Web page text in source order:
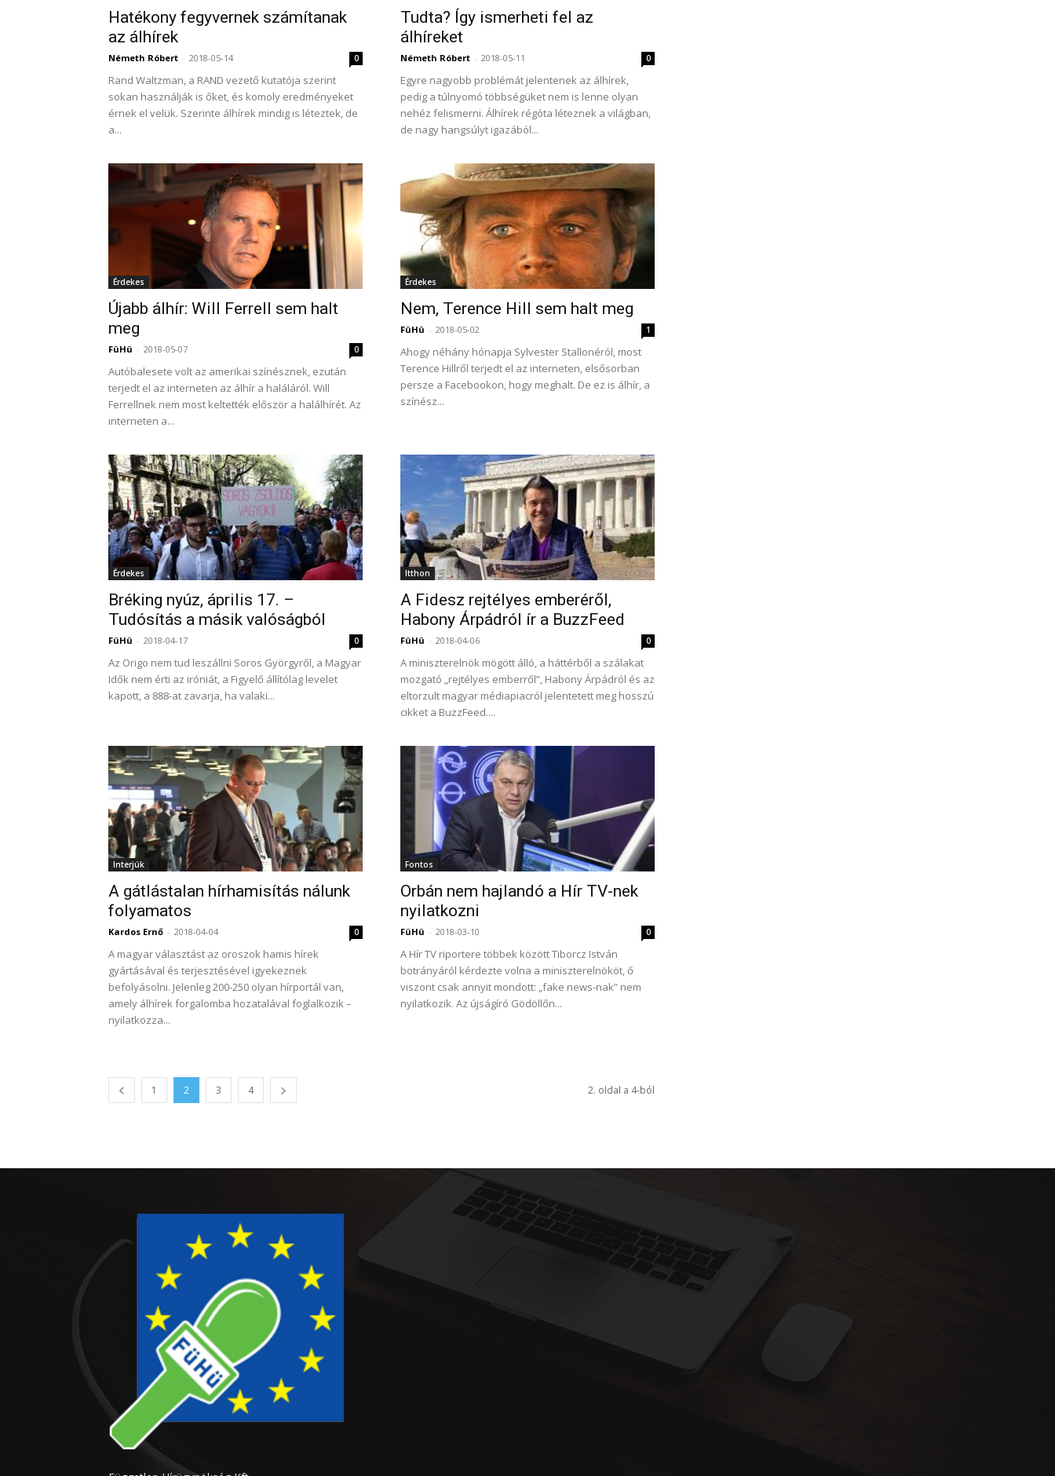
Hatékony fegyvernek számítanak
az álhírek
Németh Róbert - 2018-05-14 0
Rand Waltzman, a RAND vezető kutatója szerint
sokan használják is őket, és komoly eredményeket
érnek el velük. Szerinte álhírek mindig is léteztek, de
a...
Tudta? Így ismerheti fel az
álhíreket
Németh Róbert - 2018-05-11 0
Egyre nagyobb problémát jelentenek az álhírek,
pedig a túlnyomó többségüket nem is lenne olyan
nehéz felismerni. Álhírek régóta léteznek a világban,
de nagy hangsúlyt igazából...
Érdekes
Újabb álhír: Will Ferrell sem halt
meg
FüHü - 2018-05-07 0
Autóbalesete volt az amerikai színésznek, ezután
terjedt el az interneten az álhír a haláláról. Will
Ferrellnek nem most keltették először a halálhírét. Az
interneten a...
Érdekes
Nem, Terence Hill sem halt meg
FüHü - 2018-05-02 1
Ahogy néhány hónapja Sylvester Stallonéról, most
Terence Hillről terjedt el az interneten, elsősorban
persze a Facebookon, hogy meghalt. De ez is álhír, a
színész...
Érdekes
Bréking nyúz, április 17. –
Tudósítás a másik valóságból
FüHü - 2018-04-17 0
Az Origo nem tud leszállni Soros Györgyről, a Magyar
Idők nem érti az iróniát, a Figyelő állítólag levelet
kapott, a 888-at zavarja, ha valaki...
Itthon
A Fidesz rejtélyes emberéről,
Habony Árpádról ír a BuzzFeed
FüHü - 2018-04-06 0
A miniszterelnök mögött álló, a háttérből a szálakat
mozgató „rejtélyes emberről”, Habony Árpádról és az
eltorzult magyar médiapiacról jelentetett meg hosszú
cikket a BuzzFeed....
Interjúk
A gátlástalan hírhamisítás nálunk
folyamatos
Kardos Ernő - 2018-04-04 0
A magyar választást az oroszok hamis hírek
gyártásával és terjesztésével igyekeznek
befolyásolni. Jelenleg 200-250 olyan hírportál van,
amely álhírek forgalomba hozatalával foglalkozik –
nyilatkozza...
Fontos
Orbán nem hajlandó a Hír TV-nek
nyilatkozni
FüHü - 2018-03-10 0
A Hír TV riportere többek között Tiborcz István
botrányáról kérdezte volna a miniszterelnököt, ő
viszont csak annyit mondott: „fake news-nak” nem
nyilatkozik. Az újságíró Gödöllőn...
1 2 3 4 2. oldal a 4-ból